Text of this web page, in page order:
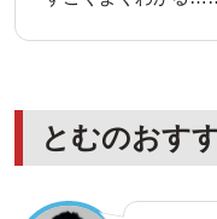
とむのおす